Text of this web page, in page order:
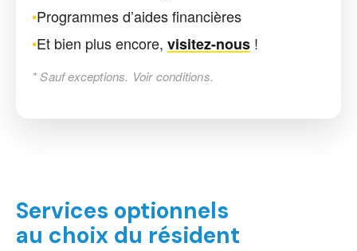
•Programmes d’aides financières
•Et bien plus encore, visitez-nous !
* Sauf exceptions. Voir conditions.
Services optionnels
au choix du résident